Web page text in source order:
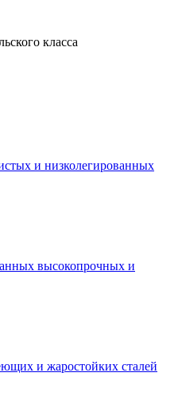
класса
и низколегированных
высокопрочных и
и жаростойких сталей